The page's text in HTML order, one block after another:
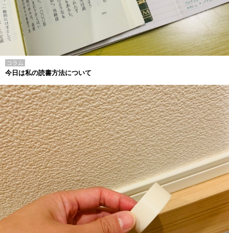
コラム
今日は私の読書方法について